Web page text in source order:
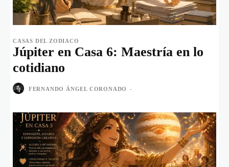
CASAS DEL ZODIACO
Júpiter en Casa 6: Maestría en lo
cotidiano
FERNANDO ÁNGEL CORONADO -